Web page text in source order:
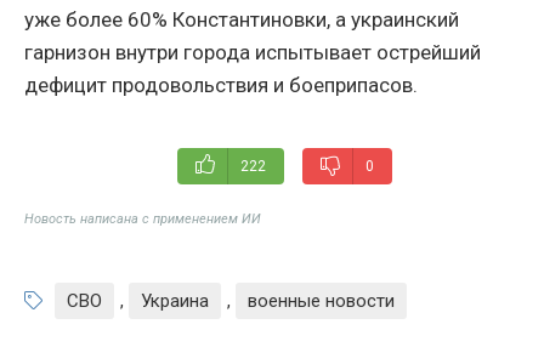
уже более 60% Константиновки, а украинский
гарнизон внутри города испытывает острейший
дефицит продовольствия и боеприпасов.
222 0
Новость написана с применением ИИ
СВО , Украина , военные новости